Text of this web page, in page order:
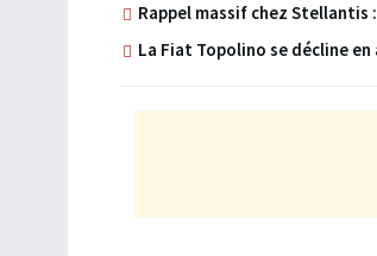
Rappel massif chez Stellantis
La Fiat Topolino se décline